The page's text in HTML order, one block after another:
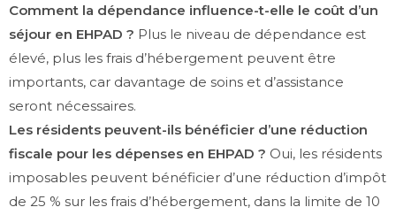
Comment la dépendance influence-t-elle le coût d’un
séjour en EHPAD ? Plus le niveau de dépendance est
élevé, plus les frais d’hébergement peuvent être
importants, car davantage de soins et d’assistance
seront nécessaires.
Les résidents peuvent-ils bénéficier d’une réduction
fiscale pour les dépenses en EHPAD ? Oui, les résidents
imposables peuvent bénéficier d’une réduction d’impôt
de 25 % sur les frais d’hébergement, dans la limite de 10